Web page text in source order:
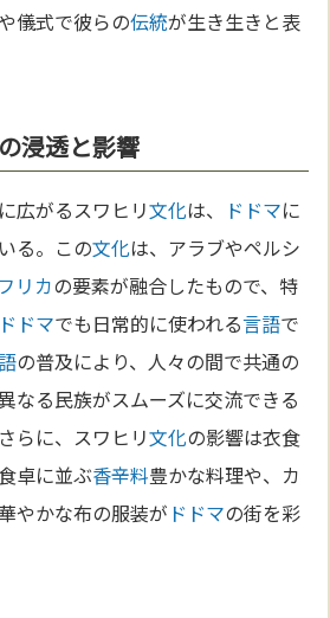
儀式で彼らの伝統が生き生きと表
浸透と影響
広がるスワヒリ文化は、 ドドマに
る。この文化は、アラブやペルシ
リカの要素が融合したもので、特
ドドマでも日常的に使われる言語で
の普及により、人々の間で共通の
なる民族がスムーズに交流できる
らに、スワヒリ文化の影響は衣食
卓に並ぶ香辛料豊かな料理や、カ
やかな布の服装が ドドマの街を彩